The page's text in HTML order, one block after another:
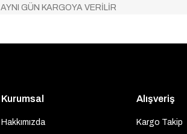
GÜN KARGOYA VERİLİR
Kurumsal
Hakkımızda
Alışveriş
Kargo Takip